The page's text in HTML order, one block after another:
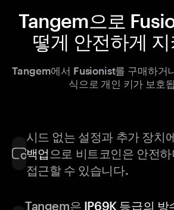
Tangem으로
떻게 안전하게
Tangem에서 Fusionist를 구매하거
식으로 개인 키가 보호
시드 없는 설정과 추가 장치
백업 으로 비트코인은 안전
접근할 수 있습니다.
Tangem은 IP69K 등급의 방